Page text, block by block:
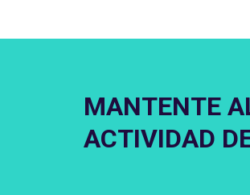
MANTENTE
ACTIVIDAD